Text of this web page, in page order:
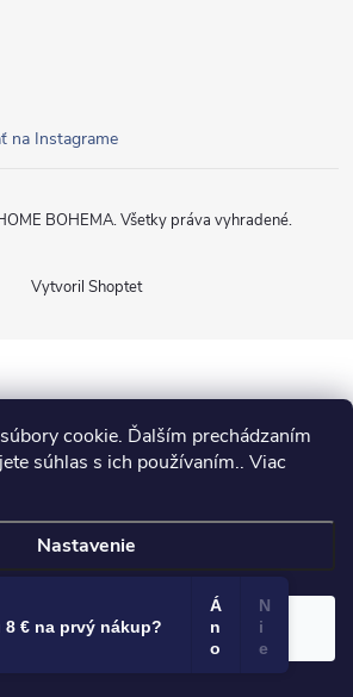
cookie. Ďalším prechádzaním
súhlas s ich používaním.. Viac
Nastavenie
Súhlasím
na Instagrame
Vytvoril Shoptet
BOHEMA. Všetky práva vyhradené.
8 € na prvý nákup?
Á
n
o
N
i
e